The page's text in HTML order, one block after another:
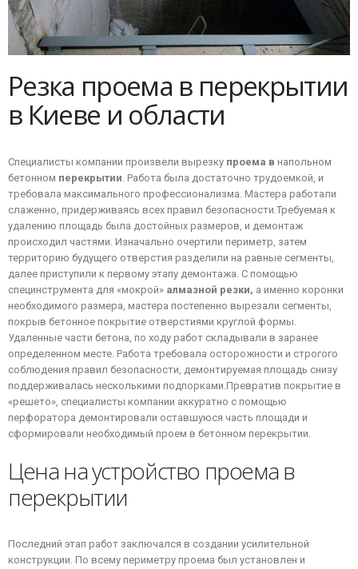
Резка проема в перекрытии
в Киеве и области
Специалисты компании произвели вырезку проема в напольном
бетонном перекрытии. Работа была достаточно трудоемкой, и
требовала максимального профессионализма. Мастера работали
слаженно, придерживаясь всех правил безопасности.Требуемая к
удалению площадь была достойных размеров, и демонтаж
происходил частями. Изначально очертили периметр, затем
территорию будущего отверстия разделили на равные сегменты,
далее приступили к первому этапу демонтажа. С помощью
специнструмента для «мокрой» алмазной резки, а именно коронки
необходимого размера, мастера постепенно вырезали сегменты,
покрыв бетонное покрытие отверстиями круглой формы.
Удаленные части бетона, по ходу работ складывали в заранее
определенном месте. Работа требовала осторожности и строгого
соблюдения правил безопасности, демонтируемая площадь снизу
поддерживалась несколькими подпорками.Превратив покрытие в
«решето», специалисты компании аккуратно с помощью
перфоратора демонтировали оставшуюся часть площади и
сформировали необходимый проем в бетонном перекрытии.
Цена на устройство проема в
перекрытии
Последний этап работ заключался в создании усилительной
конструкции. По всему периметру проема был установлен и